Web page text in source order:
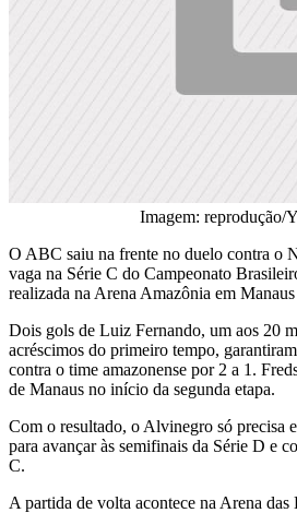
Imagem: reprodução/
O ABC saiu na frente no duelo contra o
vaga na Série C do Campeonato
realizada na Arena Amazônia em Manaus
Dois gols de Luiz Fernando, um aos 20
acréscimos do primeiro tempo,
contra o time amazonense por 2 a 1.
de Manaus no início da segunda etapa.
Com o resultado, o Alvinegro só precisa
para avançar às semifinais da Série D e
C.
A partida de volta acontece na Arena